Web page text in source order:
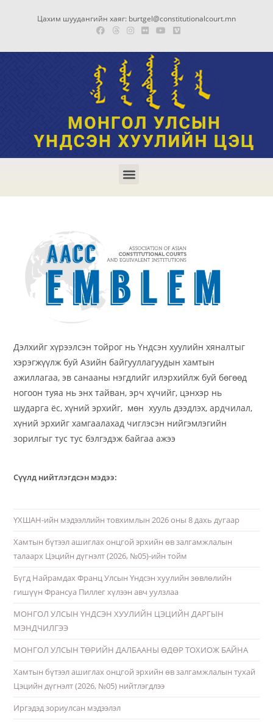
Цахим шуудангийн хаяг: burtgel@constitutionalcourt.mn
Дэлхийг хүрээлсэн тойрог нь Үндсэн хуулийн хяналтыг
хэрэгжүүлж буй Азийн байгууллагуудын хамтын
ажиллагаа, эв санааны нэгдлийг илэрхийлж буй бөгөөд
ногоон туяа нь энх тайван, эрч хүчийг, цэнхэр нь
шударга ёс, хүний эрхийг, мөн хууль дээдлэх, ардчилал,
хүний эрхийг хамгаалахад чиглэсэн нийгэмлэгийн
зорилгыг тус тус бэлгэдэж байгаа ажээ
Сүүлд нийтлэгдсэн мэдээ:
ҮХШАН-ийн мэдээллийн товхимлын 2026 оны 8 дахь дугаар
Хамтын бүтээл ашиглах онцгой эрхийн өв залгамжлалын
талаарх Цэцийн дүгнэлт (2026, №05)-ийн тойм
Бүгд Найрамдах Франц Улсын Үндсэн хуулийн зөвлөлийн
гишүүн Франсуа Пиллег хүлээн авч уулзлаа
МОНГОЛ УЛСЫН ҮНДСЭН ХУУЛИЙН ЦЭЦИЙН ДАРГЫН
МЭНДЧИЛГЭЭ
МОНГОЛ УЛСЫН ТӨРИЙН ДАЛБААНЫ ӨДӨР ТОХИОЖ БАЙНА
Хамтын бүтээл ашиглах онцгой эрхийн өв залгамжлалын тухай
Цэцийн дүгнэлт (2026, №05) нийтлэгдлээ
Иргэдэд зориулсан мэдээлэл